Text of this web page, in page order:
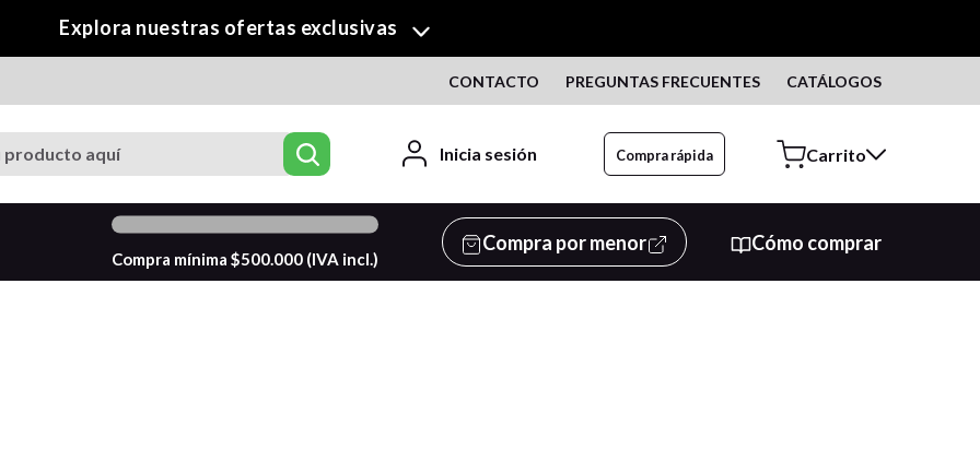
Explora nuestras ofertas exclusivas
CONTACTO PREGUNTAS FRECUENTES CATÁLOGOS
Inicia sesión Compra rápida
Compra mínima $500.000(IVA incl.)
Compra por menor Cómo comprar